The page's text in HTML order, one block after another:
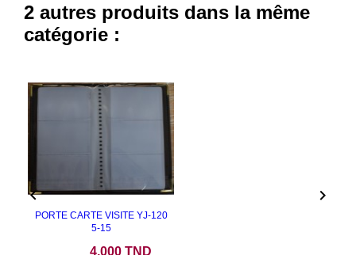
2 autres produits dans la même
catégorie :
PORTE CARTE VISITE YJ-120
5-15
4,000 TND
 